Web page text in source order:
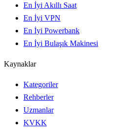
En İyi Akıllı Saat
En İyi VPN
En İyi Powerbank
En İyi Bulaşık Makinesi
Kaynaklar
Kategoriler
Rehberler
Uzmanlar
KVKK